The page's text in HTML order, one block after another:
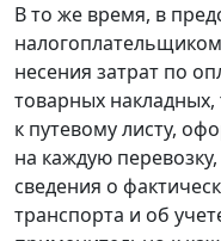
В то же время, в
несения затрат по
товарных накладных,
к путевому листу,
на каждую
сведения о
транспорта и об